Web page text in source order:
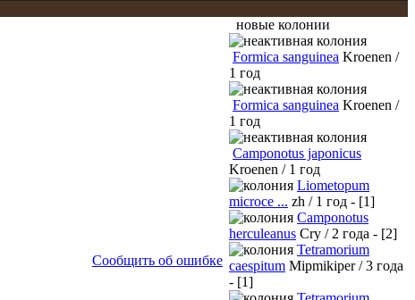
Сообщить об ошибке
новые колонии
Formica sanguinea Kroenen /
1 год
Formica sanguinea Kroenen /
1 год
Camponotus japonicus
Kroenen / 1 год
Liometopum
microce ... zh / 1 год - [1]
Camponotus
herculeanus Cry / 2 года - [2]
Tetramorium
caespitum Mipmikiper / 3 года
- [1]